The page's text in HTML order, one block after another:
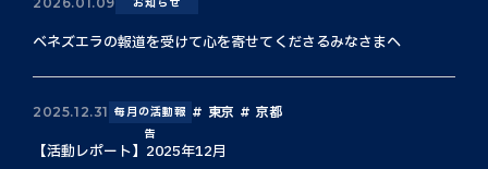
ベネズエラの報道を受けて心を寄せてくださるみなさまへ
2025.12.31 毎月の活動報
告
東京 京都
【活動レポート】2025年12月